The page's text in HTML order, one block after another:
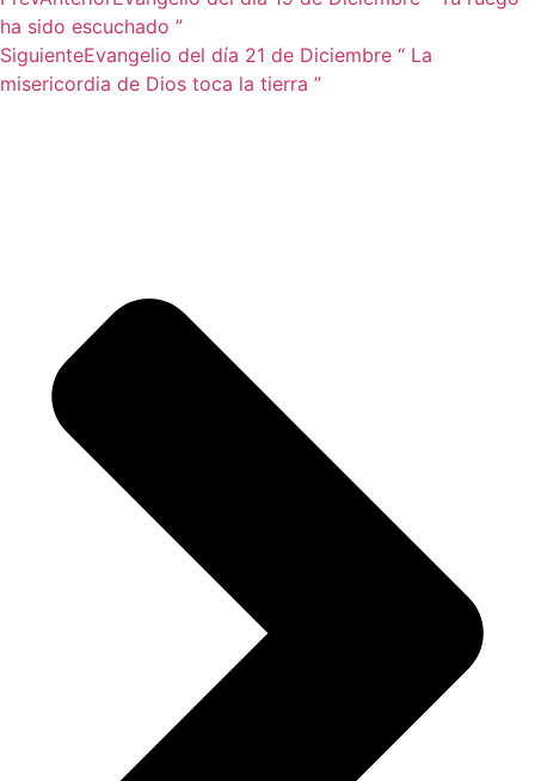
ha sido escuchado ”
SiguienteEvangelio del día 21 de Diciembre “ La
misericordia de Dios toca la tierra ”